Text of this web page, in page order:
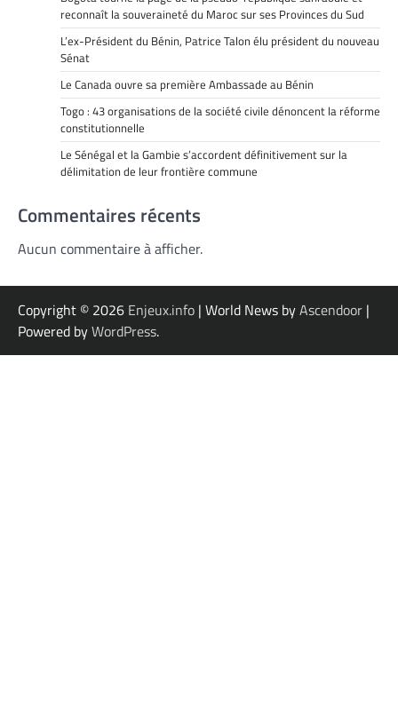
reconnaît la souveraineté du Maroc sur ses Provinces du Sud
L’ex-Président du Bénin, Patrice Talon élu président du nouveau
Sénat
Le Canada ouvre sa première Ambassade au Bénin
Togo : 43 organisations de la société civile dénoncent la réforme
constitutionnelle
Le Sénégal et la Gambie s’accordent définitivement sur la
délimitation de leur frontière commune
Commentaires récents
Aucun commentaire à afficher.
Copyright © 2026 Enjeux.info | World News byAscendoor |
Powered byWordPress.